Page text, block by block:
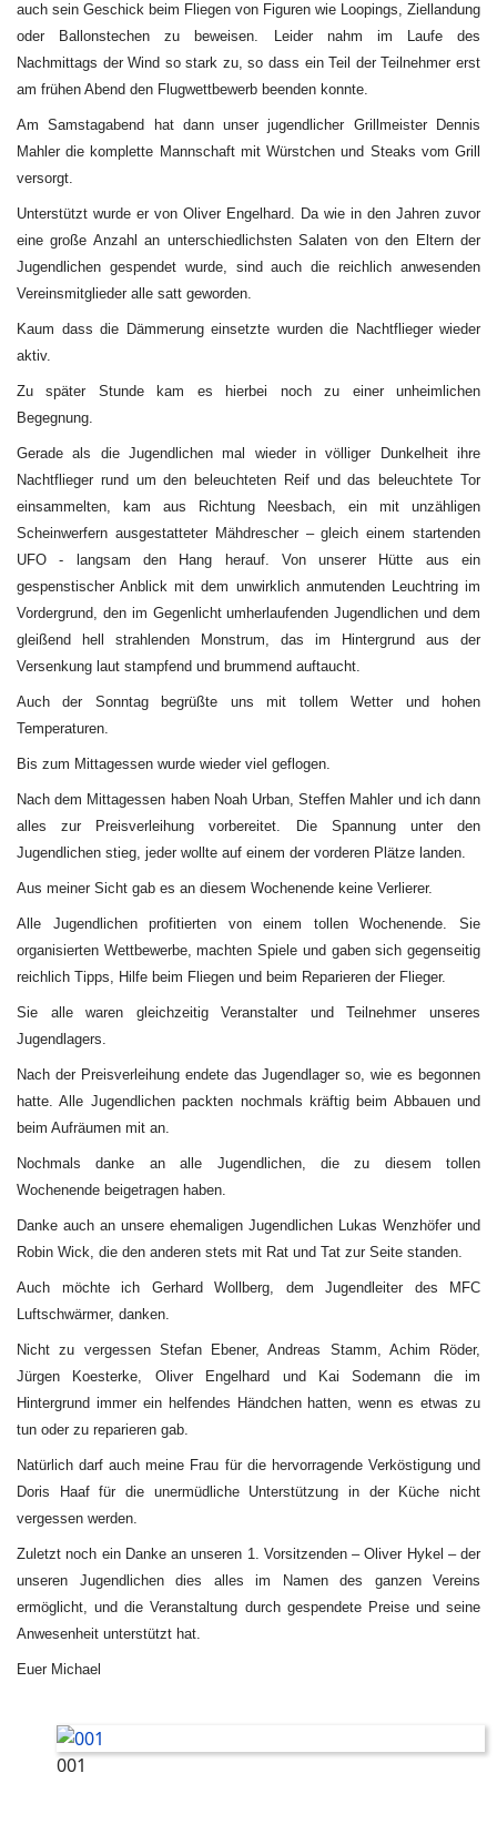
auch sein Geschick beim Fliegen von Figuren wie Loopings, Ziellandung
oder Ballonstechen zu beweisen. Leider nahm im Laufe des
Nachmittags der Wind so stark zu, so dass ein Teil der Teilnehmer erst
am frühen Abend den Flugwettbewerb beenden konnte.
Am Samstagabend hat dann unser jugendlicher Grillmeister Dennis
Mahler die komplette Mannschaft mit Würstchen und Steaks vom Grill
versorgt.
Unterstützt wurde er von Oliver Engelhard. Da wie in den Jahren zuvor
eine große Anzahl an unterschiedlichsten Salaten von den Eltern der
Jugendlichen gespendet wurde, sind auch die reichlich anwesenden
Vereinsmitglieder alle satt geworden.
Kaum dass die Dämmerung einsetzte wurden die Nachtflieger wieder
aktiv.
Zu später Stunde kam es hierbei noch zu einer unheimlichen
Begegnung.
Gerade als die Jugendlichen mal wieder in völliger Dunkelheit ihre
Nachtflieger rund um den beleuchteten Reif und das beleuchtete Tor
einsammelten, kam aus Richtung Neesbach, ein mit unzähligen
Scheinwerfern ausgestatteter Mähdrescher – gleich einem startenden
UFO - langsam den Hang herauf. Von unserer Hütte aus ein
gespenstischer Anblick mit dem unwirklich anmutenden Leuchtring im
Vordergrund, den im Gegenlicht umherlaufenden Jugendlichen und dem
gleißend hell strahlenden Monstrum, das im Hintergrund aus der
Versenkung laut stampfend und brummend auftaucht.
Auch der Sonntag begrüßte uns mit tollem Wetter und hohen
Temperaturen.
Bis zum Mittagessen wurde wieder viel geflogen.
Nach dem Mittagessen haben Noah Urban, Steffen Mahler und ich dann
alles zur Preisverleihung vorbereitet. Die Spannung unter den
Jugendlichen stieg, jeder wollte auf einem der vorderen Plätze landen.
Aus meiner Sicht gab es an diesem Wochenende keine Verlierer.
Alle Jugendlichen profitierten von einem tollen Wochenende. Sie
organisierten Wettbewerbe, machten Spiele und gaben sich gegenseitig
reichlich Tipps, Hilfe beim Fliegen und beim Reparieren der Flieger.
Sie alle waren gleichzeitig Veranstalter und Teilnehmer unseres
Jugendlagers.
Nach der Preisverleihung endete das Jugendlager so, wie es begonnen
hatte. Alle Jugendlichen packten nochmals kräftig beim Abbauen und
beim Aufräumen mit an.
Nochmals danke an alle Jugendlichen, die zu diesem tollen
Wochenende beigetragen haben.
Danke auch an unsere ehemaligen Jugendlichen Lukas Wenzhöfer und
Robin Wick, die den anderen stets mit Rat und Tat zur Seite standen.
Auch möchte ich Gerhard Wollberg, dem Jugendleiter des MFC
Luftschwärmer, danken.
Nicht zu vergessen Stefan Ebener, Andreas Stamm, Achim Röder,
Jürgen Koesterke, Oliver Engelhard und Kai Sodemann die im
Hintergrund immer ein helfendes Händchen hatten, wenn es etwas zu
tun oder zu reparieren gab.
Natürlich darf auch meine Frau für die hervorragende Verköstigung und
Doris Haaf für die unermüdliche Unterstützung in der Küche nicht
vergessen werden.
Zuletzt noch ein Danke an unseren 1. Vorsitzenden – Oliver Hykel – der
unseren Jugendlichen dies alles im Namen des ganzen Vereins
ermöglicht, und die Veranstaltung durch gespendete Preise und seine
Anwesenheit unterstützt hat.
Euer Michael
001